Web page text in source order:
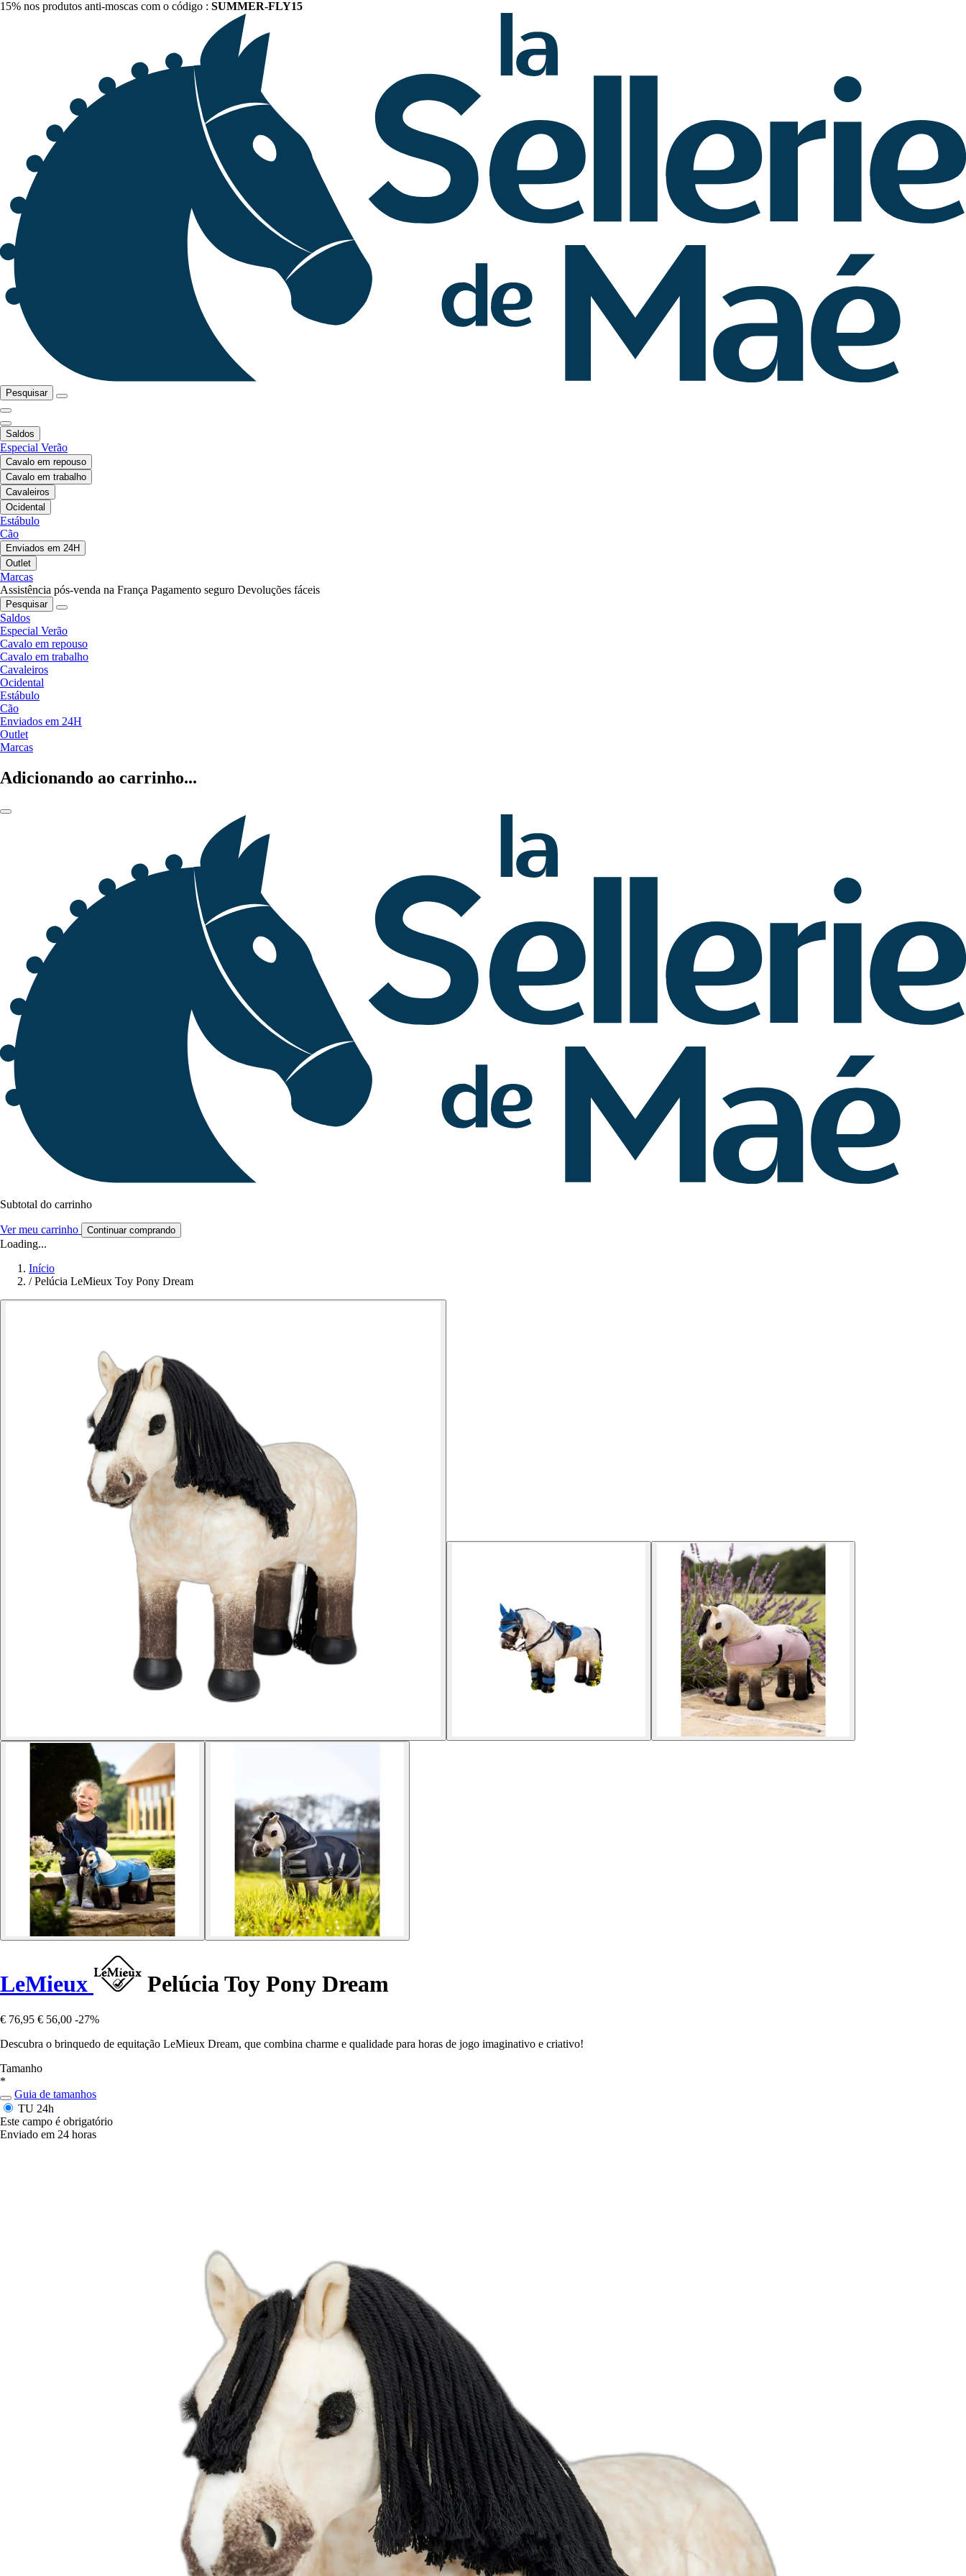
15% nos produtos anti-moscas com o código : SUMMER-FLY15
Pesquisar
Saldos
Especial Verão
Cavalo em repouso
Cavalo em trabalho
Cavaleiros
Ocidental
Estábulo
Cão
Enviados em 24H
Outlet
Marcas
Assistência pós-venda na França Pagamento seguro Devoluções fáceis
Pesquisar
Saldos
Especial Verão
Cavalo em repouso
Cavalo em trabalho
Cavaleiros
Ocidental
Estábulo
Cão
Enviados em 24H
Outlet
Marcas
Adicionando ao carrinho...
Subtotal do carrinho
Ver meu carrinho Continuar comprando
Loading...
Início
/ Pelúcia LeMieux Toy Pony Dream
LeMieux Pelúcia Toy Pony Dream
€ 76,95 € 56,00 -27%
Descubra o brinquedo de equitação LeMieux Dream, que combina charme e qualidade para horas de jogo imaginativo e criativo!
Tamanho
*
Guia de tamanhos
TU 24h
Este campo é obrigatório
Enviado em 24 horas